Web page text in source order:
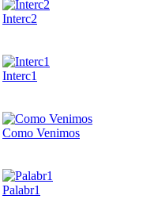
Interc2
Interc1
Como Venimos
Palabr1